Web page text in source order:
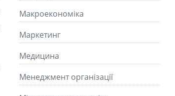
Макроекономіка
Маркетинг
Медицина
Менеджмент організації